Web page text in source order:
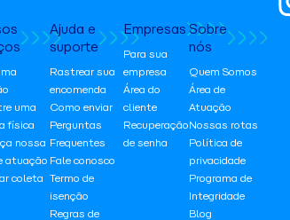
uma
física
nossa
atuação
coleta
Ajuda e
suporte
Rastrear sua
encomenda
Como enviar
Perguntas
Frequentes
Fale conosco
Termo de
isenção
Regras de
Empresas
Para sua
empresa
Área do
cliente
Recuperação
de senha
Sobre
nós
Quem Somos
Área de
Atuação
Nossas rotas
Política de
privacidade
Programa de
Integridade
Blog